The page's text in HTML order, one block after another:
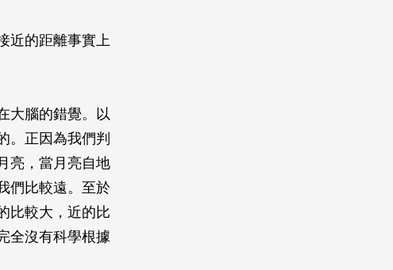
近的距離事實上
大腦的錯覺。以
。正因為我們判
亮，當月亮自地
們比較遠。至於
比較大，近的比
全沒有科學根據